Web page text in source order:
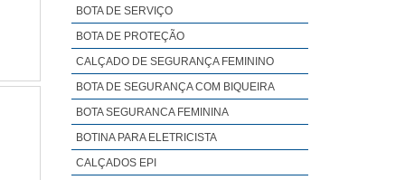
BOTA DE SERVIÇO
BOTA DE PROTEÇÃO
CALÇADO DE SEGURANÇA FEMININO
BOTA DE SEGURANÇA COM BIQUEIRA
BOTA SEGURANCA FEMININA
BOTINA PARA ELETRICISTA
CALÇADOS EPI